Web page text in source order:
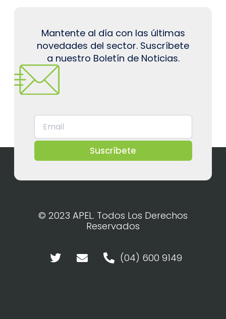
Mantente al día con las últimas
novedades del sector. Suscríbete
a nuestro Boletín de Noticias.
Suscríbete
© 2023 APEL. Todos Los Derechos
Reservados
(04) 600 9149